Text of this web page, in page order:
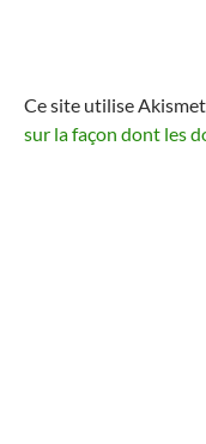
Ce site utilise
sur la façon dont les